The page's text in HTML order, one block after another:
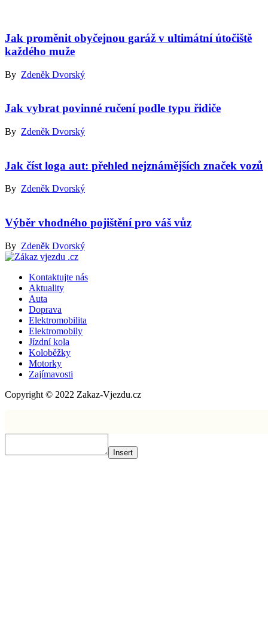
Jak proměnit obyčejnou garáž v ultimátní útočiště
každého muže
By Zdeněk Dvorský
Jak vybrat povinné ručení podle typu řidiče
By Zdeněk Dvorský
Jak číst loga aut: přehled nejznámějších značek vozů
By Zdeněk Dvorský
Výběr vhodného pojištění pro váš vůz
By Zdeněk Dvorský
Kontaktujte nás
Aktuality
Auta
Doprava
Elektromobilita
Elektromobily
Jízdní kola
Koloběžky
Motorky
Zajímavosti
Copyright © 2022 Zakaz-Vjezdu.cz
Insert